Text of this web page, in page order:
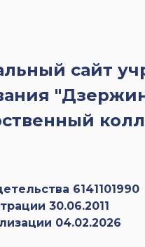
сайт
6141101990
30.06.2011
04.02.2026